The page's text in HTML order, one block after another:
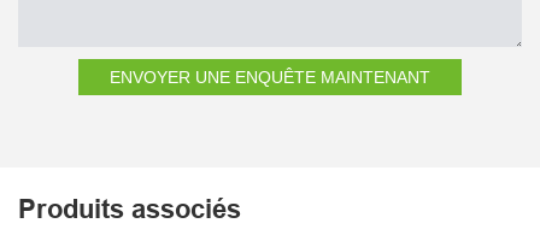
ENVOYER UNE ENQUÊTE MAINTENANT
Produits associés